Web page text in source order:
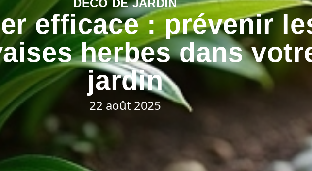
DÉCO DE JARDIN
efficace : prévenir
herbes dans
jardin
22 août 2025